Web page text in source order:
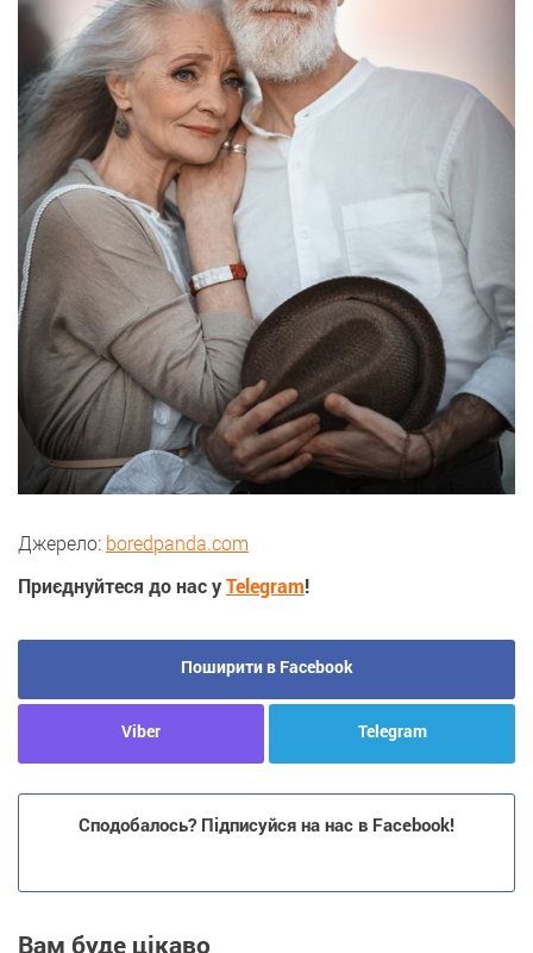
Джерело: boredpanda.com
Приєднуйтеся до нас уTelegram!
Поширити в Facebook
Viber Telegram
Сподобалось? Підписуйся на нас в Facebook!
Вам буде цікаво